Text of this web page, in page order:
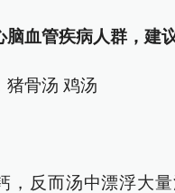
脑血管疾病人群，建
猪骨汤 鸡汤
，反而汤中漂浮大